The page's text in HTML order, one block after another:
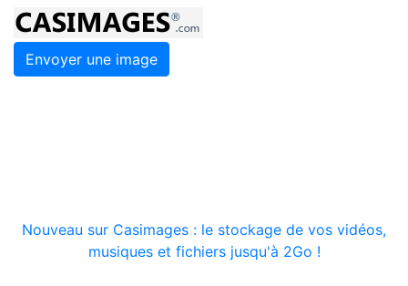
Envoyer une image
Nouveau sur Casimages : le stockage de vos vidéos,
musiques et fichiers jusqu'à 2Go !